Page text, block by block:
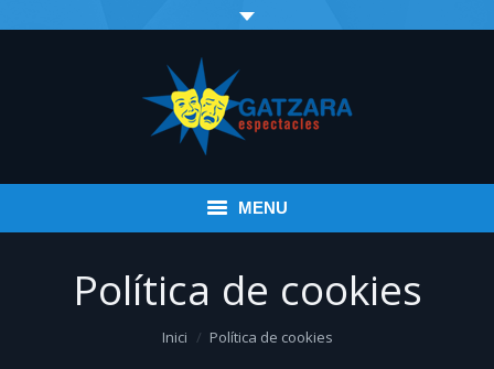
MENU
Política de cookies
Inici Política de cookies